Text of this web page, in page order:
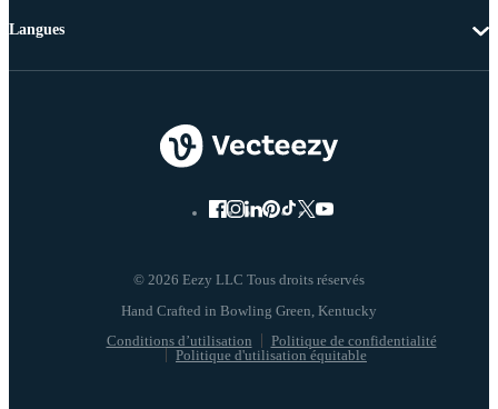
© 2026 Eezy LLC Tous droits réservés
Conditions d’utilisation
Politique de confidentialité
Politique d'utilisation équitable
Langues